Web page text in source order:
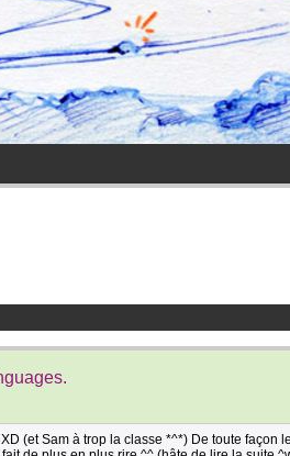
(et Sam à trop la classe *^*) De toute façon